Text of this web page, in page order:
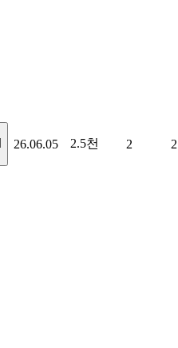
26.06.05 2.5천 2 2